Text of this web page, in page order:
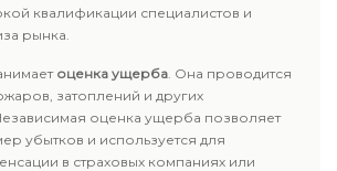
квалификации специалистов и
рынка.
оценка ущерба. Она проводится
затоплений и других
оценка ущерба позволяет
убытков и используется для
в страховых компаниях или